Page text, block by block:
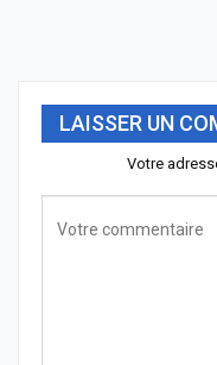
LAISSER UN
Votre